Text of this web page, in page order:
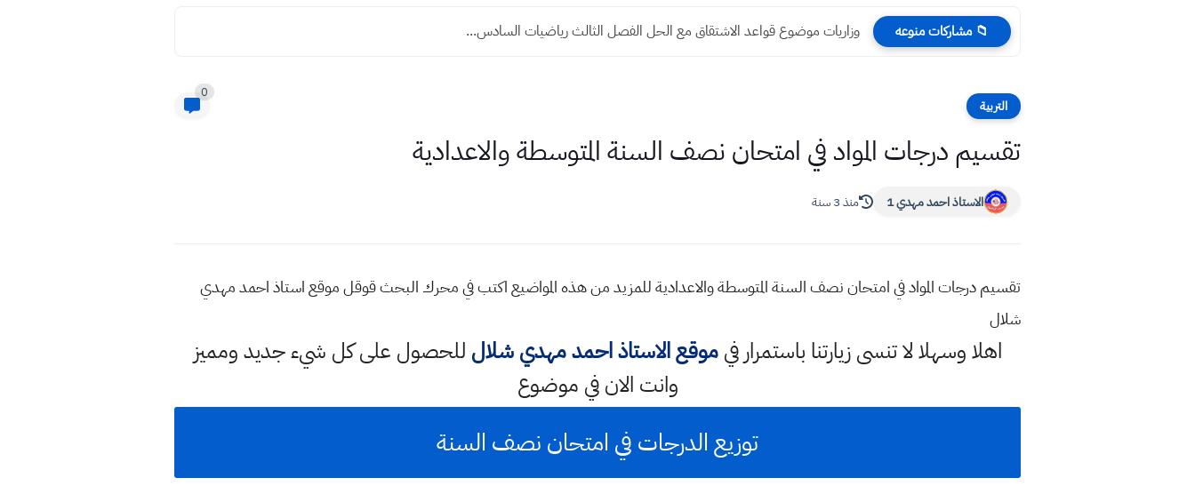
📁 مشاركات منوعه وزاريات موضوع قواعد الاشتقاق مع الحل الفصل الثالث رياضيات السادس...
التربية
0
تقسيم درجات المواد في امتحان نصف السنة المتوسطة والاعدادية
الاستاذ احمد مهدي 1 منذ 3 سنة
تقسيم درجات المواد في امتحان نصف السنة المتوسطة والاعدادية للمزيد من هذه المواضيع اكتب في محرك البحث قوقل موقع استاذ احمد مهدي
شلال
اهلا وسهلالا تنسى زيارتنا باستمرار فيموقع الاستاذ احمد مهدي شلال للحصول على كل شيء جديد ومميز
وانت الان في موضوع
توزيع الدرجات في امتحان نصف السنة